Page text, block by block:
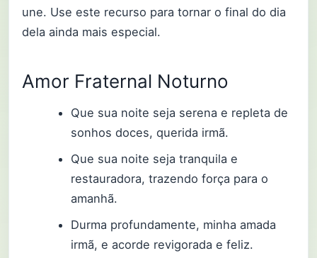
une. Use este recurso para tornar o final do dia
dela ainda mais especial.
Amor Fraternal Noturno
Que sua noite seja serena e repleta de
sonhos doces, querida irmã.
Que sua noite seja tranquila e
restauradora, trazendo força para o
amanhã.
Durma profundamente, minha amada
irmã, e acorde revigorada e feliz.